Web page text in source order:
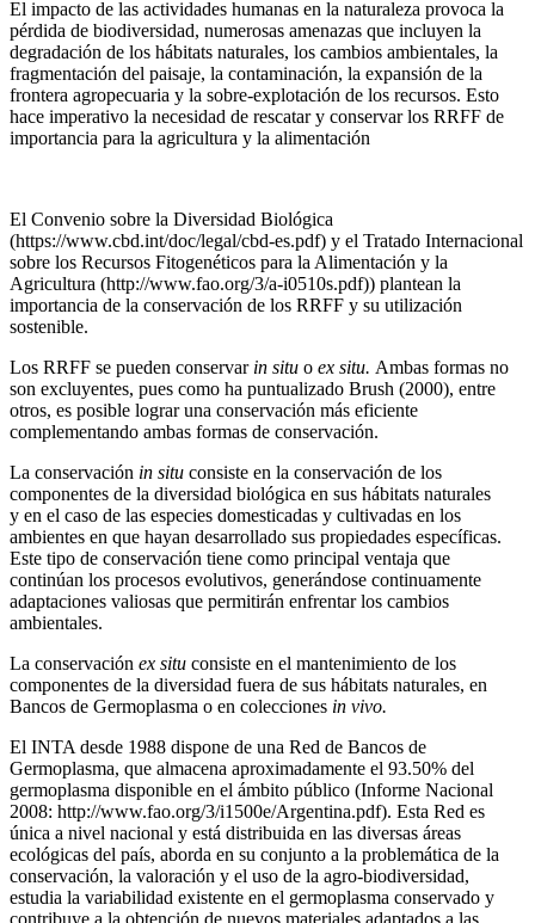
El impacto de las actividades humanas en la naturaleza provoca la
pérdida de biodiversidad, numerosas amenazas que incluyen la
degradación de los hábitats naturales, los cambios ambientales, la
fragmentación del paisaje, la contaminación, la expansión de la
frontera agropecuaria y la sobre-explotación de los recursos. Esto
hace imperativo la necesidad de rescatar y conservar los RRFF de
importancia para la agricultura y la alimentación
El Convenio sobre la Diversidad Biológica
(https://www.cbd.int/doc/legal/cbd-es.pdf) y el Tratado Internacional
sobre los Recursos Fitogenéticos para la Alimentación y la
Agricultura (http://www.fao.org/3/a-i0510s.pdf)) plantean la
importancia de la conservación de los RRFF y su utilización
sostenible.
Los RRFF se pueden conservarin situ o ex situ. Ambas formas no
son excluyentes, pues como ha puntualizado Brush (2000), entre
otros, es posible lograr una conservación más eficiente
complementando ambas formas de conservación.
La conservación in situ consiste en la conservación de los
componentes de la diversidad biológica en sus hábitats naturales
y en el caso de las especies domesticadas y cultivadas en los
ambientes en que hayan desarrollado sus propiedades específicas.
Este tipo de conservación tiene como principal ventaja que
continúan los procesos evolutivos, generándose continuamente
adaptaciones valiosas que permitirán enfrentar los cambios
ambientales.
La conservación ex situ consiste en el mantenimiento de los
componentes de la diversidad fuera de sus hábitats naturales, en
Bancos de Germoplasma o en colecciones in vivo.
El INTA desde 1988 dispone de una Red de Bancos de
Germoplasma, que almacena aproximadamente el 93.50% del
germoplasma disponible en el ámbito público (Informe Nacional
2008: http://www.fao.org/3/i1500e/Argentina.pdf). Esta Red es
única a nivel nacional y está distribuida en las diversas áreas
ecológicas del país, aborda en su conjunto a la problemática de la
conservación, la valoración y el uso de la agro-biodiversidad,
estudia la variabilidad existente en el germoplasma conservado y